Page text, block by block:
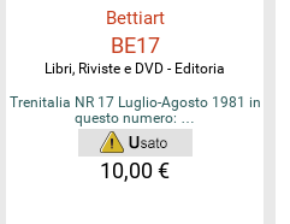
Bettiart
BE17
Libri, Riviste e DVD - Editoria
Trenitalia NR 17 Luglio-Agosto 1981 in
questo numero: …
10,00 €